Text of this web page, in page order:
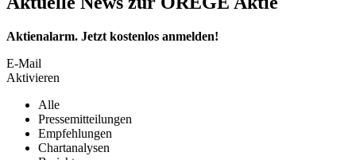
Aktienalarm. Jetzt kostenlos anmelden!
E-Mail
Aktivieren
Alle
Pressemitteilungen
Empfehlungen
Chartanalysen